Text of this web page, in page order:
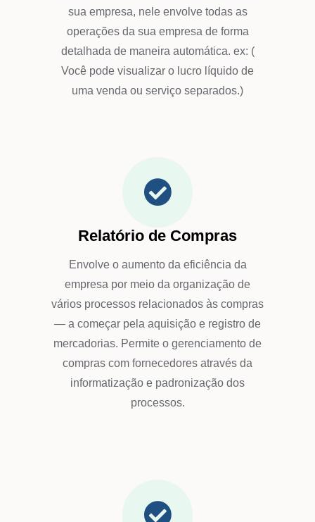
sua empresa, nele envolve todas as
operações da sua empresa de forma
detalhada de maneira automática. ex: (
Você pode visualizar o lucro líquido de
uma venda ou serviço separados.)
Relatório de Compras
Envolve o aumento da eficiência da
empresa por meio da organização de
vários processos relacionados às compras
— a começar pela aquisição e registro de
mercadorias. Permite o gerenciamento de
compras com fornecedores através da
informatização e padronização dos
processos.